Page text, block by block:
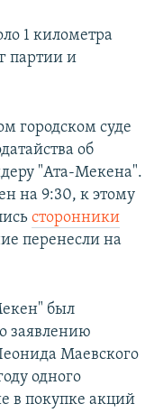
1 километра
партии и
городском суде
об
"Ата-Мекена".
на 9:30, к этому
сторонники
перенесли на
был
заявлению
Маевского
одного
в покупке акций